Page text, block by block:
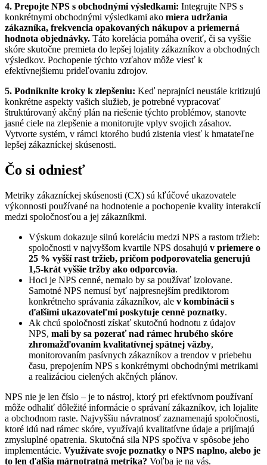
4. Prepojte NPS s obchodnými výsledkami: Integrujte NPS s
konkrétnymi obchodnými výsledkami ako miera udržania
zákazníka, frekvencia opakovaných nákupov a priemerná
hodnota objednávky. Táto korelácia pomáha overiť, či sa vyššie
skóre skutočne premieta do lepšej lojality zákazníkov a obchodných
výsledkov. Pochopenie týchto vzťahov môže viesť k
efektívnejšiemu prideľovaniu zdrojov.
5. Podniknite kroky k zlepšeniu: Keď neprajníci neustále kritizujú
konkrétne aspekty vašich služieb, je potrebné vypracovať
štruktúrovaný akčný plán na riešenie týchto problémov, stanovte
jasné ciele na zlepšenie a monitorujte vplyv svojich zásahov.
Vytvorte systém, v rámci ktorého budú zistenia viesť k hmatateľne
lepšej zákazníckej skúsenosti.
Čo si odniesť
Metriky zákazníckej skúsenosti (CX) sú kľúčové ukazovatele
výkonnosti používané na hodnotenie a pochopenie kvality interakcií
medzi spoločnosťou a jej zákazníkmi.
Výskum dokazuje silnú koreláciu medzi NPS a rastom tržieb:
spoločnosti v najvyššom kvartile NPS dosahujú v priemere o
25 % vyšší rast tržieb, pričom podporovatelia generujú
1,5-krát vyššie tržby ako odporcovia.
Hoci je NPS cenné, nemalo by sa používať izolovane.
Samotné NPS nemusí byť najpresnejším prediktorom
konkrétneho správania zákazníkov, ale v kombinácii s
ďalšími ukazovateľmi poskytuje cenné poznatky.
Ak chcú spoločnosti získať skutočnú hodnotu z údajov
NPS, mali by sa pozerať nad rámec hrubého skóre
zhromažďovaním kvalitatívnej spätnej väzby,
monitorovaním pasívnych zákazníkov a trendov v priebehu
času, prepojením NPS s konkrétnymi obchodnými metrikami
a realizáciou cielených akčných plánov.
NPS nie je len číslo – je to nástroj, ktorý pri efektívnom používaní
môže odhaliť dôležité informácie o správaní zákazníkov, ich lojalite
a obchodnom raste. Najvyššiu návratnosť zaznamenajú spoločnosti,
ktoré idú nad rámec skóre, využívajú kvalitatívne údaje a prijímajú
zmysluplné opatrenia. Skutočná sila NPS spočíva v spôsobe jeho
implementácie. Využívate svoje poznatky o NPS naplno, alebo je
to len ďalšia márnotratná metrika? Voľba je na vás.